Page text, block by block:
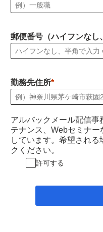
郵便番号（ハイフンなし
勤務先住所
アルバックメール配信事
テナンス、Webセミナ
しています。希望され
クください。
許可する